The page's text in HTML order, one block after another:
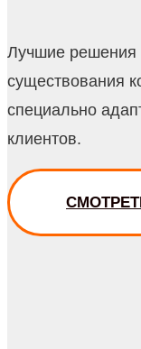
Лучшие решения
существования
специально
клиентов.